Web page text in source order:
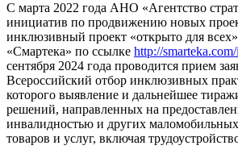
С марта 2022 года АНО «Агентство
инициатив по продвижению новых
инклюзивный проект «открыто для
«Смартека» по ссылке http://
сентября 2024 года проводится прием
Всероссийский отбор инклюзивных
которого выявление и дальнейшее
решений, направленных на
инвалидностью и других
товаров и услуг, включая